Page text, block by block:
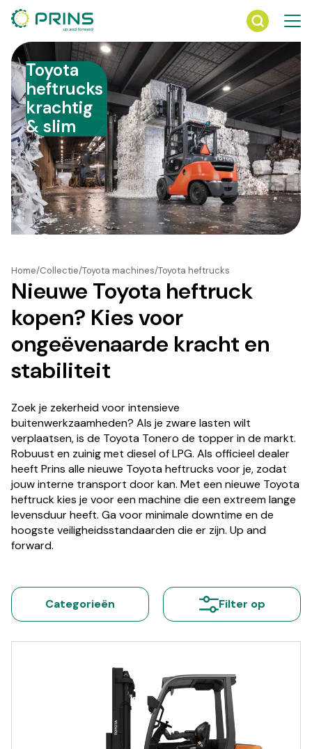
direct
de
inhoudToyota
heftrucks
krachtig
& slim
Home Collectie Toyota machines Toyota heftrucks
Categorieën
Nieuwe Toyota heftruck
kopen? Kies voor
ongeëvenaarde kracht en
stabiliteit
Zoek je zekerheid voor intensieve
buitenwerkzaamheden? Als je zware lasten wilt
verplaatsen, is de Toyota Tonero de topper in de markt.
Robuust en zuinig met diesel of LPG. Als officieel dealer
heeft Prins alle nieuwe Toyota heftrucks voor je, zodat
jouw interne transport door kan. Met een nieuwe Toyota
heftruck kies je voor een machine die een extreem lange
levensduur heeft. Ga voor minimale downtime en de
hoogste veiligheidsstandaarden die er zijn. Up and
forward.
Filter op